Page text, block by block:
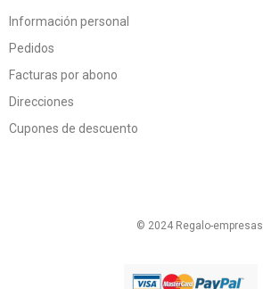
Información personal
Pedidos
Facturas por abono
Direcciones
Cupones de descuento
© 2024 Regalo-empresas